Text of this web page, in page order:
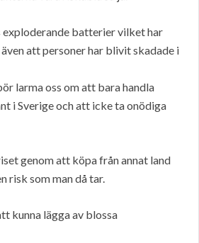
exploderande batterier vilket har
att personer har blivit skadade i
larma oss om att bara handla
i Sverige och att icke ta onödiga
genom att köpa från annat land
risk som man då tar.
kunna lägga av blossa